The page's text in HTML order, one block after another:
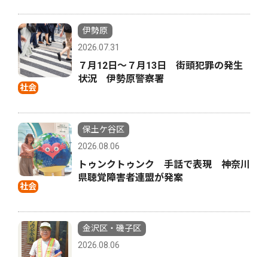
社会
伊勢原
2026.07.31
７月12日〜７月13日 街頭犯罪の発生
状況 伊勢原警察署
社会
保土ケ谷区
2026.08.06
トゥンクトゥンク 手話で表現 神奈川
県聴覚障害者連盟が発案
金沢区・磯子区
2026.08.06